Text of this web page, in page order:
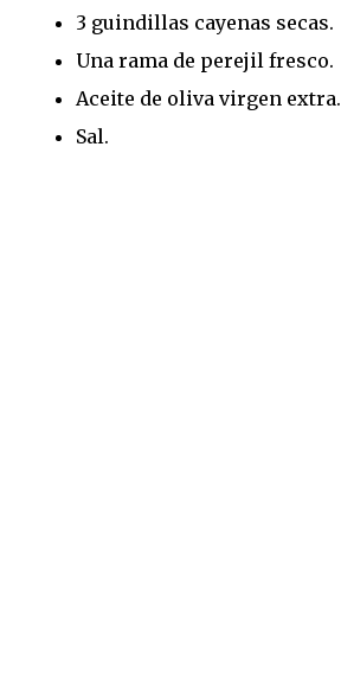
3 guindillas cayenas secas.
Una rama de perejil fresco.
Aceite de oliva virgen extra.
Sal.